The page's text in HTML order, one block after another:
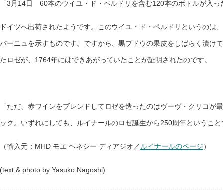
「3月14日 60本のウイユ・ド・ペルドリを含む120本のボトルが入っ
ドイツへ出荷されたようです。このウイユ・ド・ペルドリというのは
パーニュを示すものです。ですから、黒ブドウの果皮をしばらく漬け
たロゼが、1764年にはできあがっていたことが証明されたのです。
「ただ、赤ワインをブレンドしてロゼを造ったのはヴーヴ・クリコが
ック。いずれにしても、ルイナールのロゼ誕生から250周年というこ
（輸入元：MHD モエ ヘネシー ディアジオ／ ルイナールのページ）
(text & photo by Yasuko Nagoshi)